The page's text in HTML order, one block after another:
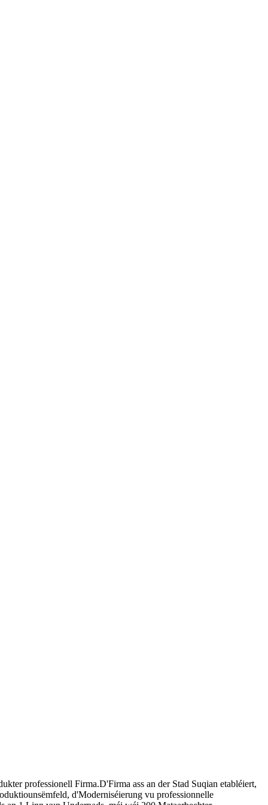
professionell Firma.D'Firma ass an der Stad Suqian etabléiert,
d'Moderniséierung vu professionnelle